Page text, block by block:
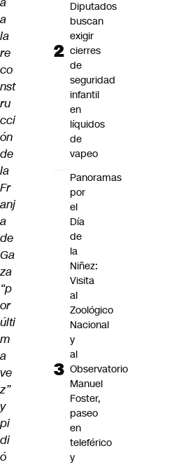
a
la
re
co
nst
ru
cci
ón
de
la
Fr
anj
a
de
Ga
za
“p
or
últi
m
a
ve
z”
y
pi
di
ó
Diputados
buscan
exigir
cierres
de
seguridad
infantil
en
líquidos
de
vapeo
Panoramas
por
el
Día
de
la
Niñez:
Visita
al
Zoológico
Nacional
y
al
Observatorio
Manuel
Foster,
paseo
en
teleférico
y